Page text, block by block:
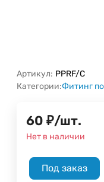
Артикул: PPRF/C
Категории:Фитинг
60 ₽/шт.
Нет в наличии
Под заказ